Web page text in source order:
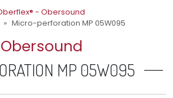
- Obersound
Micro-perforation MP 05W095
MP 05W095